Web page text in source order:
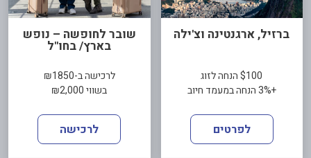
ברזיל, ארגנטינה וצ'ילה
$100 הנחה לזוג
+3% הנחה במעמד חיוב
לפרטים
שובר לחופשה – נופש
בארץ/ בחו"ל
לרכישה ב-₪1850
בשווי ₪2,000
לרכישה